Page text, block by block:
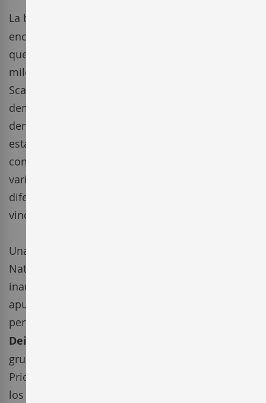
La bodega
encierra en sí misma una historia y un legado
que nos llevan al encuentro de una tradición
milenaria, siendo los monjes de la Cartuja de
Scala Dei, hace ocho siglos atrás, los que
demarcaron el terreno de lo que hoy es la
denominación. Sintiéndose orgullosos de ellos,
esta bodega rinde culto a dicha tierra, cuidando
con esmero viñedos de diversas tipologías y
variedades, sabiamente distribuidas por
diferentes enclaves de la comarca, para crear
vinos con personalidad propia.
Una joven bodega, ubicada dentro del Parque
Natural del Montsant, en el corazón del
inaugurada en 1997, de corte moderno pero que
apunta tradición, que año tras año mejora y
perfecciona su saber hacer.
Dei
grupo de personas históricamente ligadas al
Priorat, con el deseo de dar a conocer al mundo
los magníficos vinos que se elaboran en esta